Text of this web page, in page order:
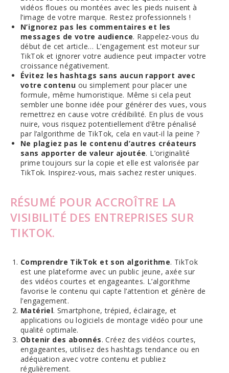
vidéos floues ou montées avec les pieds nuisent à
l’image de votre marque. Restez professionnels !
N’ignorez pas les commentaires et les
messages de votre audience. Rappelez-vous du
début de cet article… L’engagement est moteur sur
TikTok et ignorer votre audience peut impacter votre
croissance négativement.
Évitez les hashtags sans aucun rapport avec
votre contenu ou simplement pour placer une
formule, même humoristique. Même si cela peut
sembler une bonne idée pour générer des vues, vous
remettrez en cause votre crédibilité. En plus de vous
nuire, vous risquez potentiellement d’être pénalisé
par l’algorithme de TikTok, cela en vaut-il la peine ?
Ne plagiez pas le contenu d’autres créateurs
sans apporter de valeur ajoutée. L’originalité
prime toujours sur la copie et elle est valorisée par
TikTok. Inspirez-vous, mais sachez rester uniques.
RÉSUMÉ POUR ACCROÎTRE LA
VISIBILITÉ DES ENTREPRISES SUR
TIKTOK.
Comprendre TikTok et son algorithme. TikTok
est une plateforme avec un public jeune, axée sur
des vidéos courtes et engageantes. L’algorithme
favorise le contenu qui capte l’attention et génère de
l’engagement.
Matériel. Smartphone, trépied, éclairage, et
applications ou logiciels de montage vidéo pour une
qualité optimale.
Obtenir des abonnés. Créez des vidéos courtes,
engageantes, utilisez des hashtags tendance ou en
adéquation avec votre contenu et publiez
régulièrement.